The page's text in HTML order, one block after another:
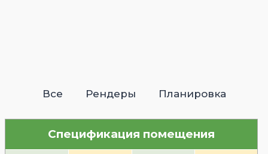
Все Рендеры Планировка
123_augit
124_augit
125_augit
126_augit
Спецификация помещения